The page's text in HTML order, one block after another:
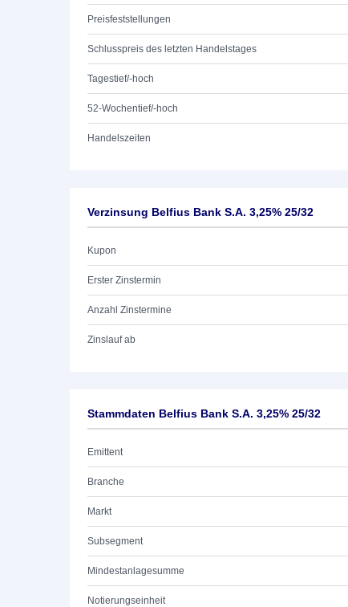
Preisfeststellungen
Schlusspreis des letzten Handelstages
Tagestief/-hoch
52-Wochentief/-hoch
Handelszeiten
Verzinsung Belfius Bank S.A. 3,25% 25/32
Kupon
Erster Zinstermin
Anzahl Zinstermine
Zinslauf ab
Stammdaten Belfius Bank S.A. 3,25% 25/32
Emittent
Branche
Markt
Subsegment
Mindestanlagesumme
Notierungseinheit